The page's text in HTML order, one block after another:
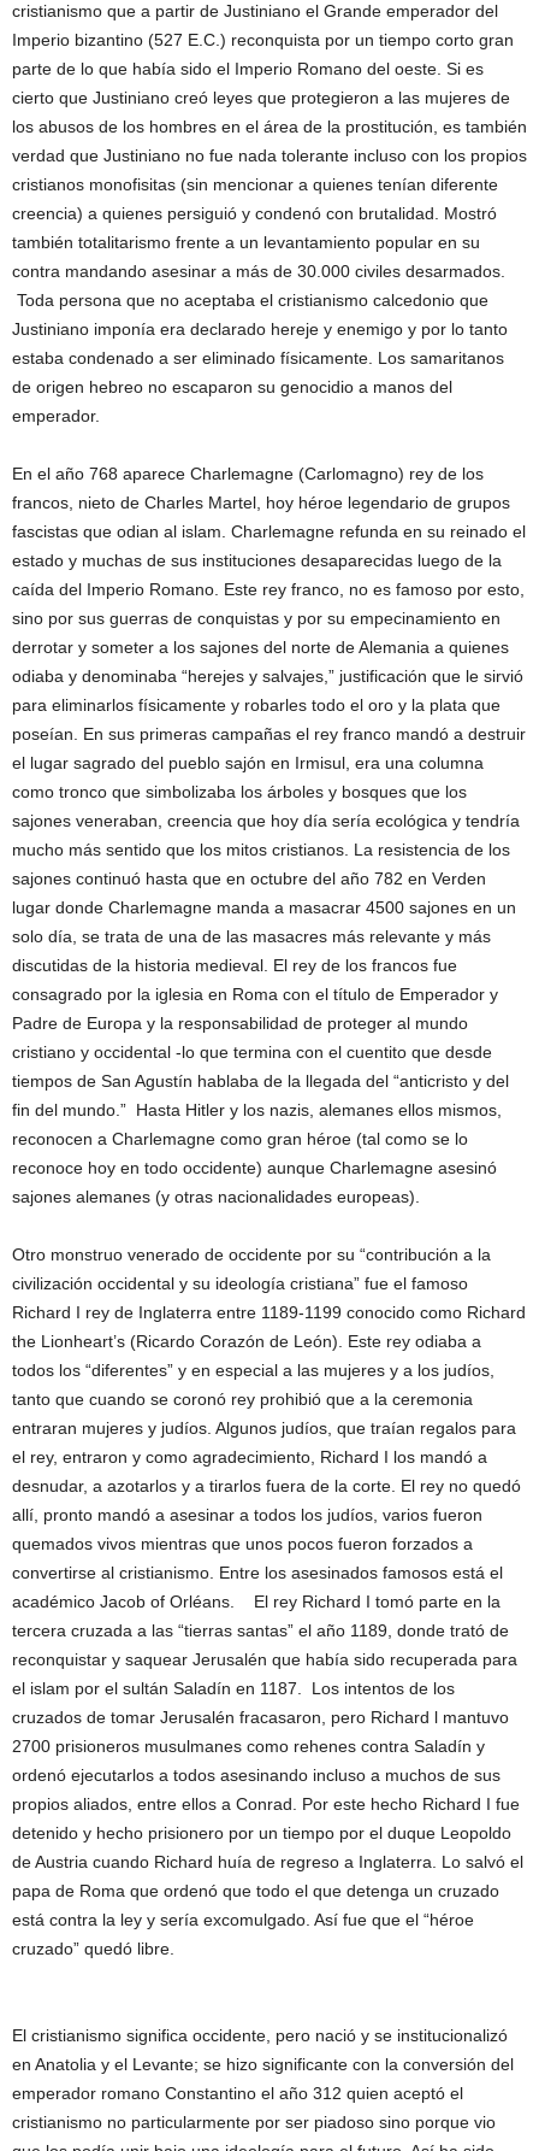
cristianismo que a partir de Justiniano el Grande emperador del
Imperio bizantino (527 E.C.) reconquista por un tiempo corto gran
parte de lo que había sido el Imperio Romano del oeste. Si es
cierto que Justiniano creó leyes que protegieron a las mujeres de
los abusos de los hombres en el área de la prostitución, es también
verdad que Justiniano no fue nada tolerante incluso con los propios
cristianos monofisitas (sin mencionar a quienes tenían diferente
creencia) a quienes persiguió y condenó con brutalidad. Mostró
también totalitarismo frente a un levantamiento popular en su
contra mandando asesinar a más de 30.000 civiles desarmados.
Toda persona que no aceptaba el cristianismo calcedonio que
Justiniano imponía era declarado hereje y enemigo y por lo tanto
estaba condenado a ser eliminado físicamente. Los samaritanos
de origen hebreo no escaparon su genocidio a manos del
emperador.
En el año 768 aparece Charlemagne (Carlomagno) rey de los
francos, nieto de Charles Martel, hoy héroe legendario de grupos
fascistas que odian al islam. Charlemagne refunda en su reinado el
estado y muchas de sus instituciones desaparecidas luego de la
caída del Imperio Romano. Este rey franco, no es famoso por esto,
sino por sus guerras de conquistas y por su empecinamiento en
derrotar y someter a los sajones del norte de Alemania a quienes
odiaba y denominaba “herejes y salvajes,” justificación que le sirvió
para eliminarlos físicamente y robarles todo el oro y la plata que
poseían. En sus primeras campañas el rey franco mandó a destruir
el lugar sagrado del pueblo sajón en Irmisul, era una columna
como tronco que simbolizaba los árboles y bosques que los
sajones veneraban, creencia que hoy día sería ecológica y tendría
mucho más sentido que los mitos cristianos. La resistencia de los
sajones continuó hasta que en octubre del año 782 en Verden
lugar donde Charlemagne manda a masacrar 4500 sajones en un
solo día, se trata de una de las masacres más relevante y más
discutidas de la historia medieval. El rey de los francos fue
consagrado por la iglesia en Roma con el título de Emperador y
Padre de Europa y la responsabilidad de proteger al mundo
cristiano y occidental -lo que termina con el cuentito que desde
tiempos de San Agustín hablaba de la llegada del “anticristo y del
fin del mundo.” Hasta Hitler y los nazis, alemanes ellos mismos,
reconocen a Charlemagne como gran héroe (tal como se lo
reconoce hoy en todo occidente) aunque Charlemagne asesinó
sajones alemanes (y otras nacionalidades europeas).
Otro monstruo venerado de occidente por su “contribución a la
civilización occidental y su ideología cristiana” fue el famoso
Richard I rey de Inglaterra entre 1189-1199 conocido como Richard
the Lionheart’s (Ricardo Corazón de León). Este rey odiaba a
todos los “diferentes” y en especial a las mujeres y a los judíos,
tanto que cuando se coronó rey prohibió que a la ceremonia
entraran mujeres y judíos. Algunos judíos, que traían regalos para
el rey, entraron y como agradecimiento, Richard I los mandó a
desnudar, a azotarlos y a tirarlos fuera de la corte. El rey no quedó
allí, pronto mandó a asesinar a todos los judíos, varios fueron
quemados vivos mientras que unos pocos fueron forzados a
convertirse al cristianismo. Entre los asesinados famosos está el
académico Jacob of Orléans. El rey Richard I tomó parte en la
tercera cruzada a las “tierras santas” el año 1189, donde trató de
reconquistar y saquear Jerusalén que había sido recuperada para
el islam por el sultán Saladín en 1187. Los intentos de los
cruzados de tomar Jerusalén fracasaron, pero Richard l mantuvo
2700 prisioneros musulmanes como rehenes contra Saladín y
ordenó ejecutarlos a todos asesinando incluso a muchos de sus
propios aliados, entre ellos a Conrad. Por este hecho Richard I fue
detenido y hecho prisionero por un tiempo por el duque Leopoldo
de Austria cuando Richard huía de regreso a Inglaterra. Lo salvó el
papa de Roma que ordenó que todo el que detenga un cruzado
está contra la ley y sería excomulgado. Así fue que el “héroe
cruzado” quedó libre.
El cristianismo significa occidente, pero nació y se institucionalizó
en Anatolia y el Levante; se hizo significante con la conversión del
emperador romano Constantino el año 312 quien aceptó el
cristianismo no particularmente por ser piadoso sino porque vio